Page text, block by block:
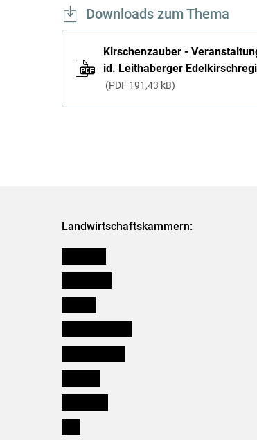
Downloads zum Thema
Kirschenzauber -
id. Leithaberger
PDF 191,43 kB
Landwirtschaftskammern: